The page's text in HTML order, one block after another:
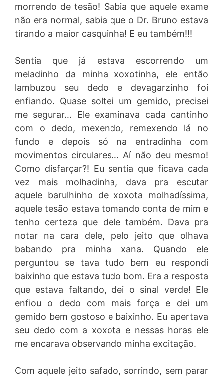
morrendo de tesão! Sabia que aquele exame
não era normal, sabia que o Dr. Bruno estava
tirando a maior casquinha! E eu também!!!
Sentia que já estava escorrendo um
meladinho da minha xoxotinha, ele então
lambuzou seu dedo e devagarzinho foi
enfiando. Quase soltei um gemido, precisei
me segurar… Ele examinava cada cantinho
com o dedo, mexendo, remexendo lá no
fundo e depois só na entradinha com
movimentos circulares… Aí não deu mesmo!
Como disfarçar?! Eu sentia que ficava cada
vez mais molhadinha, dava pra escutar
aquele barulhinho de xoxota molhadíssima,
aquele tesão estava tomando conta de mim e
tenho certeza que dele também. Dava pra
notar na cara dele, pelo jeito que olhava
babando pra minha xana. Quando ele
perguntou se tava tudo bem eu respondi
baixinho que estava tudo bom. Era a resposta
que estava faltando, dei o sinal verde! Ele
enfiou o dedo com mais força e dei um
gemido bem gostoso e baixinho. Eu apertava
seu dedo com a xoxota e nessas horas ele
me encarava observando minha excitação.
Com aquele jeito safado, sorrindo, sem parar